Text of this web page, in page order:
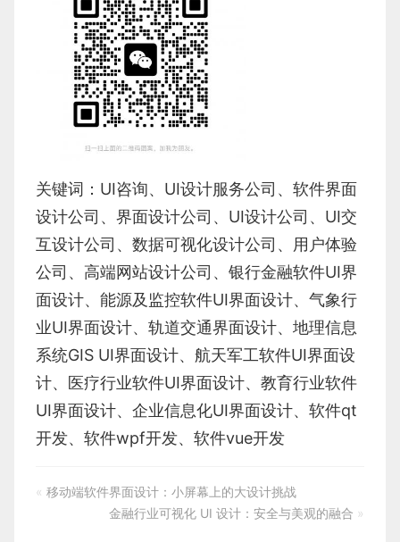
关键词： UI咨询、 UI设计服务公司 、 软件界面
设计公司、界面设计公司、 UI设计公司 、 UI交
互设计公司 、 数据可视化设计公司 、 用户体验
公司 、 高端网站设计公司 、 银行金融软件UI界
面设计、 能源及监控软件UI界面设计、 气象行
业UI界面设计、 轨道交通界面设计、 地理信息
系统GIS UI界面设计、 航天军工软件UI界面设
计、 医疗行业软件UI界面设计、 教育行业软件
UI界面设计、 企业信息化UI界面设计、 软件qt
开发、 软件wpf开发、 软件vue开发
« 移动端软件界面设计：小屏幕上的大设计挑战
金融行业可视化 UI 设计：安全与美观的融合 »